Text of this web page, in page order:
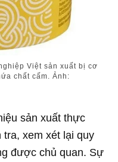
Việt sản xuất bị cơ
chất cấm. Ảnh:
sản xuất thực
xem xét lại quy
được chủ quan. Sự